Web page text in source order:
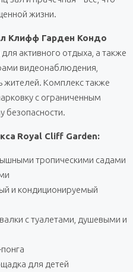
жизни.
Клифф Гарден Кондо
активного отдыха, а также
видеонаблюдения,
жителей. Комплекс также
с ограниченным
безопасности.
Royal Cliff Garden:
тропическими садами
и кондиционируемый
с туалетами, душевыми и
для детей